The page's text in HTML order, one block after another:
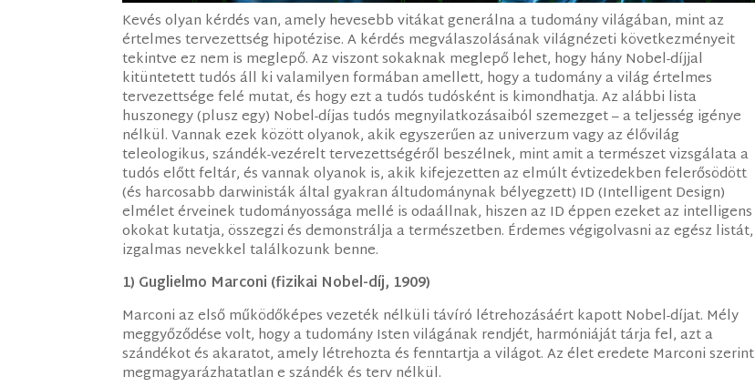
Kevés olyan kérdés van, amely hevesebb vitákat generálna a tudomány világában, mint az
értelmes tervezettség hipotézise. A kérdés megválaszolásának világnézeti következményeit
tekintve ez nem is meglepő. Az viszont sokaknak meglepő lehet, hogy hány Nobel-díjjal
kitüntetett tudós áll ki valamilyen formában amellett, hogy a tudomány a világ értelmes
tervezettsége felé mutat, és hogy ezt a tudós tudósként is kimondhatja. Az alábbi lista
huszonegy (plusz egy) Nobel-díjas tudós megnyilatkozásaiból szemezget – a teljesség igénye
nélkül. Vannak ezek között olyanok, akik egyszerűen az univerzum vagy az élővilág
teleologikus, szándék-vezérelt tervezettségéről beszélnek, mint amit a természet vizsgálata a
tudós előtt feltár, és vannak olyanok is, akik kifejezetten az elmúlt évtizedekben felerősödött
(és harcosabb darwinisták által gyakran áltudománynak bélyegzett) ID (Intelligent Design)
elmélet érveinek tudományossága mellé is odaállnak, hiszen az ID éppen ezeket az intelligens
okokat kutatja, összegzi és demonstrálja a természetben. Érdemes végigolvasni az egész listát,
izgalmas nevekkel találkozunk benne.
1) Guglielmo Marconi (fizikai Nobel-díj, 1909)
Marconi az első működőképes vezeték nélküli távíró létrehozásáért kapott Nobel-díjat. Mély
meggyőződése volt, hogy a tudomány Isten világának rendjét, harmóniáját tárja fel, azt a
szándékot és akaratot, amely létrehozta és fenntartja a világot. Az élet eredete Marconi szerint
megmagyarázhatatlan e szándék és terv nélkül.